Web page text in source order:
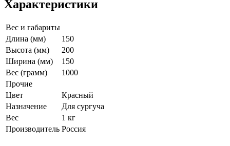
Характеристики
Вес и габариты
Длина (мм)
150
Высота (мм)
200
Ширина (мм)
150
Вес (грамм)
1000
Прочие
Цвет
Красный
Назначение
Для сургуча
Вес
1 кг
Производитель Россия